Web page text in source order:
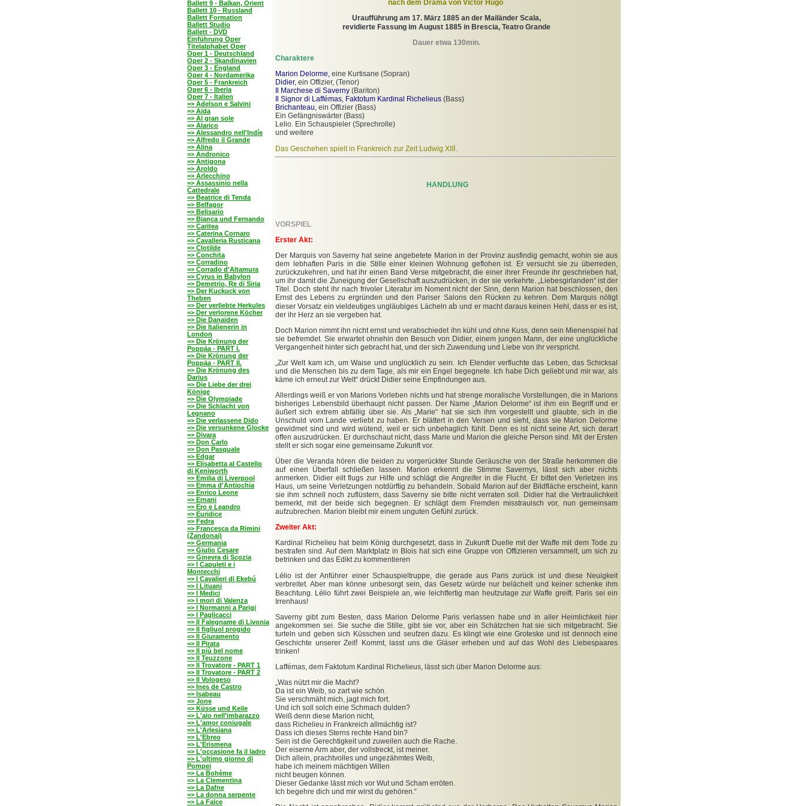
Ballett 9 - Balkan, Orient
Ballett 10 - Russland
Ballett Formation
Ballett Studio
Ballett - DVD
Einführung Oper
Titelalphabet Oper
Oper 1 - Deutschland
Oper 2 - Skandinavien
Oper 3 - England
Oper 4 - Nordamerika
Oper 5 - Frankreich
Oper 6 - Iberia
Oper 7 - Italien
=> Adelson e Salvini
=> Aida
=> Al gran sole
=> Alarico
=> Alessandro nell'Indíe
=> Alfredo il Grande
=> Alina
=> Andronico
=> Antigona
=> Aroldo
=> Arlecchino
=> Assassinio nella
Cattedrale
=> Beatrice di Tenda
=> Belfagor
=> Belisario
=> Bianca und Fernando
=> Caritea
=> Caterina Cornaro
=> Cavalleria Rusticana
=> Clotilde
=> Conchita
=> Corradino
=> Corrado d'Altamura
=> Cyrus in Babylon
=> Demetrio, Re di Siria
=> Der Kuckuck von
Theben
=> Der verliebte Herkules
=> Der verlorene Köcher
=> Die Danaiden
=> Die Italienerin in
London
=> Die Krönung der
Poppäa - PART I.
=> Die Krönung der
Poppäa - PART II.
=> Die Krönung des
Darius
=> Die Liebe der drei
Könige
=> Die Olympiade
=> Die Schlacht von
Legnano
=> Die verlassene Dido
=> Die versunkene Glocke
=> Divara
=> Don Carlo
=> Don Pasquale
=> Edgar
=> Elisabetta al Castello
di Keniworth
=> Emilia di Liverpool
=> Emma d'Antiochia
=> Enrico Leone
=> Ernani
=> Ero e Leandro
=> Euridice
=> Fedra
=> Francesca da Rimini
(Zandonai)
=> Germania
=> Giulio Cesare
=> Ginevra di Scozia
=> I Capuleti e i
Montecchi
=> I Cavalieri di Ekebú
=> I Lituani
=> I Medici
=> I mori di Valenza
=> I Normanni a Parigi
=> I Paglicacci
=> Il Falegname di Livonia
=> Il figliuol progido
=> Il Giuramento
=> Il Pirata
=> Il più bel nome
=> Il Teuzzone
=> Il Trovatore - PART 1
=> Il Trovatore - PART 2
=> Il Vologeso
=> Ines de Castro
=> Isabeau
=> Jone
=> Küsse und Keile
=> L'aio nell'imbarazzo
=> L'amor coniugale
=> L'Arlesiana
=> L'Ebreo
=> L'Erismena
=> L'occasione fa il ladro
=> L'ultimo giorno di
Pompei
=> La Bohème
=> La Clementina
=> La Dafne
=> La donna serpente
=> La Falce
nach dem Drama von Victor Hugo
Uraufführung am 17. März 1885 an der Mailänder Scala,
revidierte Fassung im August 1885 in Brescia, Teatro Grande
Dauer etwa 130min.
Charaktere
Marion Delorme, eine Kurtisane (Sopran)
Didier, ein Offizier, (Tenor)
Il Marchese di Saverny (Bariton)
Il Signor di Laffémas, Faktotum Kardinal Richelieus (Bass)
Brichanteau, ein Offizier (Bass)
Ein Gefängniswärter (Bass)
Lelio. Ein Schauspieler (Sprechrolle)
und weitere
Das Geschehen spielt in Frankreich zur Zeit Ludwig XII
I.
HANDLUNG
VORSPIEL
Erster Akt:
Der Marquis von Saverny hat seine angebetete Marion in der Provinz ausfindig gemacht, wohin sie aus
dem lebhaften Paris in die Stille einer kleinen Wohnung geflohen ist. Er versucht sie zu überreden,
zurückzukehren, und hat ihr einen Band Verse mitgebracht, die einer ihrer Freunde ihr geschrieben hat,
um ihr damit die Zuneigung der Gesellschaft auszudrücken, in der sie verkehrte. „Liebesgirlanden“ ist der
Titel. Doch steht ihr nach frivoler Literatur im Noment nicht der Sinn, denn Marion hat beschlossen, den
Ernst des Lebens zu ergründen und den Pariser Salons den Rücken zu kehren. Dem Marquis nötigt
dieser Vorsatz ein vieldeutiges ungläubiges Lächeln abund er macht daraus keinen Hehl, dass er es ist,
der ihr Herz an sie vergeben hat.
Doch Marion nimmt ihn nicht ernst und verabschiedet ihn kühl und ohne Kuss, denn sein Mienenspiel hat
sie befremdet. Sie erwartet ohnehin den Besuch von Didier, einem jungen Mann, der eine unglückliche
Vergangenheit hinter sich gebracht hat, und der sich Zuwendung und Liebe von ihr verspricht.
„Zur Welt kam ich, um Waise und unglücklich zu sein. Ich Elender verfluchte das Leben, das Schicksal
und die Menschen bis zu dem Tage, als mir ein Engel begegnete. Ich habe Dich geliebt und mir war, als
käme ich erneut zur Welt“ drückt Didier seine Empfindungen aus.
Allerdings weiß er von Marions Vorleben nichts und hat strenge moralische Vorstellungen, die in Marions
bisheriges Lebensbild überhaupt nicht passen. Der Name „Marion Delorme“ ist ihm ein Begriff und er
äußert sich extrem abfällig über sie. Als „Marie“ hat sie sich ihm vorgestellt und glaubte, sich in die
Unschuld vom Lande verliebt zu haben. Er blättert in den Versen und sieht, dass sie Marion Delorme
gewidmet sind und wird wütend, weil er sich unbehaglich fühlt. Denn es ist nicht seine Art, sich derart
offen auszudrücken. Er durchschaut nicht, dass Marie und Marion die gleiche Person sind. Mit der Ersten
stellt er sich sogar eine gemeinsame Zukunft vor.
Über die Veranda hören die beiden zu vorgerückter Stunde Geräusche von der Straße herkommen die
auf einen Überfall schließen lassen. Marion erkennt die Stimme Savernys, lässt sich aber nichts
anmerken. Didier eilt flugs zur Hilfe und schlägt die Angreifer in die Flucht. Er bittet den Verletzen ins
Haus, um seine Verletzungen notdürftig zu behandeln. Sobald Marion auf der Bildfläche erscheint, kann
sie ihm schnell noch zuflüstern, dass Saverny sie bitte nicht verraten soll. Didier hat die Vertraulichkeit
bemerkt, mit der beide sich begegnen. Er schlägt dem Fremden misstrauisch vor, nun gemeinsam
aufzubrechen. Marion bleibt mir einem unguten Gefühl zurück.
Zweiter Akt:
Kardinal Richelieu hat beim König durchgesetzt, dass in Zukunft Duelle mit der Waffe mit dem Tode zu
bestrafen sind. Auf dem Marktplatz in Blois hat sich eine Gruppe von Offizieren versammelt, um sich zu
betrinken und das Edikt zu kommentieren
Lé lio ist der Anführer einer Schauspieltruppe, die gerade aus Paris zurück ist und diese Neuigkeit
verbreitet. Aber man könne unbesorgt sein, das Gesetz würde nur belächelt und keiner schenke ihm
Beachtung. Lélio führt zwei Beispiele an, wie leichtfertig man heutzutage zur Waffe greift. Paris sei ein
Irrenhaus!
Saverny gibt zum Besten, dass Marion Delorme Paris verlassen habe und in aller Heimlichkeit hier
angekommen sei. Sie suche die Stille, gibt sie vor, aber ein Schätzchen hat sie sich mitgebracht. Sie
turteln und geben sich Küsschen und seufzen dazu. Es klingt wie eine Groteske und ist dennoch eine
Geschichte unserer Zeit! Kommt, lasst uns die Gläser erheben und auf das Wohl des Liebespaares
trinken!
Laffémas, dem Faktotum Kardinal Richelieus, lässt sich über Marion Delorme aus:
„Was nützt mir die Macht?
Da ist ein Weib, so zart wie schön.
Sie verschmäht mich, jagt mich fort.
Und ich soll solch eine Schmach dulden?
Weiß denn diese Marion nicht,
dass Richelieu in Frankreich allmächtig ist?
Dass ich dieses Sterns rechte Hand bin?
Sein ist die Gerechtigkeit und zuweilen auch die Rache.
Der eiserne Arm aber, der vollstreckt, ist meiner.
Dich allein, prachtvolles und ungezähmtes Weib,
habe ich meinem mächtigen Willen
nicht beugen können.
Dieser Gedanke lässt mich vor Wut und Scham erröten.
Ich begehre dich und mir wirst du gehören.“